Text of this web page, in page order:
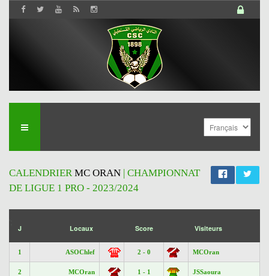
CALENDRIERMC ORAN | CHAMPIONNAT
DE LIGUE 1 PRO - 2023/2024
J Locaux Score Visiteurs
1 ASOChlef 2 - 0 MCOran
2 MCOran 1 - 1 JSSaoura